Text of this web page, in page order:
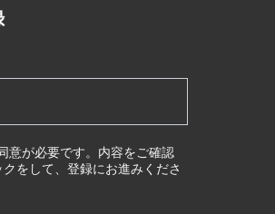
意が必要です。内容をご確認
をして、登録にお進みくださ